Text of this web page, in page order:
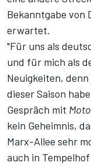
Bekanntgabe von
erwartet.
"Für uns als
und für mich als
Neuigkeiten,
dieser Saison
Gespräch mit
kein Geheimnis,
Marx-Allee sehr
auch in